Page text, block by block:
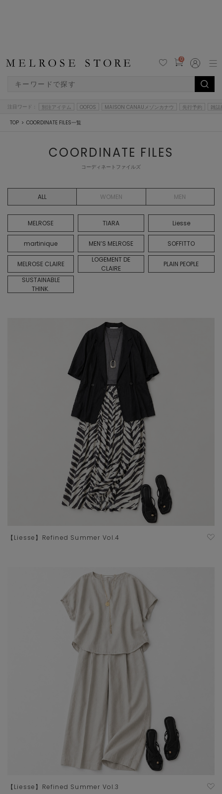
0
注目ワード： 別注アイテム OOFOS MAISON CANAUメゾンカナウ 先行予約 雑誌
TOP COORDINATE FILES一覧
COORDINATE FILES
コーディネートファイルズ
ALL WOMEN MEN
MELROSE TIARA Liesse
martinique MEN’S MELROSE SOFFITTO
MELROSE CLAIRE
LOGEMENT DE
CLAIRE
PLAIN PEOPLE
SUSTAINABLE
THINK.
【Liesse】Refined Summer Vol.4
【Liesse】Refined Summer Vol.3